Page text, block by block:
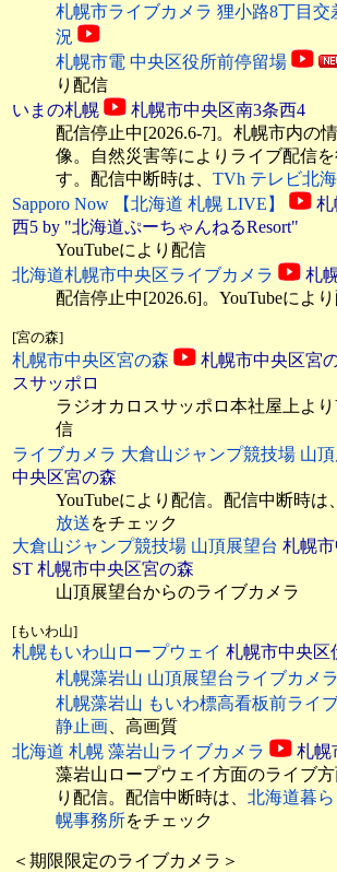
札幌市ライブカメラ 狸小路8丁目交
況
札幌市電 中央区役所前停留場
り配信
いまの札幌
札幌市中央区南3条西4
配信停止中[2026.6-7]。札幌市内の
像。自然災害等によりライブ配信
す。配信中断時は、 TVh テレビ北
Sapporo Now 【北海道 札幌 LIVE】
札
西5 by "北海道ぷーちゃんねるResort"
YouTubeにより配信
北海道札幌市中央区ライブカメラ
札
配信停止中[2026.6]。YouTubeによ
[宮の森]
札幌市中央区宮の森
札幌市中央区宮
スサッポロ
ラジオカロスサッポロ本社屋上より
信
ライブカメラ 大倉山ジャンプ競技場 山
中央区宮の森
YouTubeにより配信。配信中断時は、
放送をチェック
大倉山ジャンプ競技場 山頂展望台 札幌
ST 札幌市中央区宮の森
山頂展望台からのライブカメラ
[もいわ山]
札幌もいわ山ロープウェイ 札幌市中央区
札幌藻岩山 山頂展望台ライブカメラ
札幌藻岩山 もいわ標高看板前ライ
静止画、高画質
北海道 札幌 藻岩山ライブカメラ
札幌
藻岩山ロープウェイ方面のライブ方
り配信。配信中断時は、 北海道暮
幌事務所をチェック
＜期限限定のライブカメラ＞